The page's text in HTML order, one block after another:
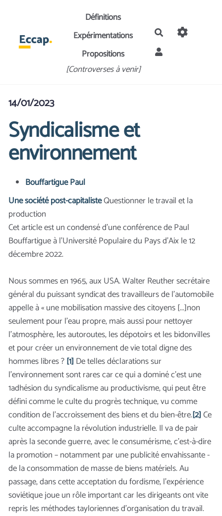
Aller au contenu principalDéfinitions
Expérimentations
Propositions
[Controverses à venir]
Rechercher
14/01/2023
Syndicalisme et
environnement
Bouffartigue Paul
Une société post-capitalisteQuestionner le travail et la
production
Cet article est un condensé d’une conférence de Paul
Bouffartigue à l’Université Populaire du Pays d’Aix le 12
décembre 2022.
Nous sommes en 1965, aux USA. Walter Reuther secrétaire
général du puissant syndicat des travailleurs de l’automobile
appelle à « une mobilisation massive des citoyens [...]non
seulement pour l’eau propre, mais aussi pour nettoyer
l’atmosphère, les autoroutes, les dépotoirs et les bidonvilles
et pour créer un environnement de vie total digne des
hommes libres ?[1] De telles déclarations sur
l’environnement sont rares car ce qui a dominé c’est une
1adhésion du syndicalisme au productivisme, qui peut être
défini comme le culte du progrès technique, vu comme
condition de l’accroissement des biens et du bien-être.[2]Ce
culte accompagne la révolution industrielle. Il va de pair
après la seconde guerre, avec le consumérisme, c’est-à-dire
la promotion – notamment par une publicité envahissante -
de la consommation de masse de biens matériels. Au
passage, dans cette acceptation du fordisme, l’expérience
soviétique joue un rôle important car les dirigeants ont vite
repris les méthodes tayloriennes d’organisation du travail.